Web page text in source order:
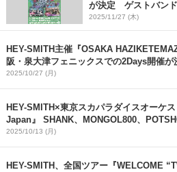
が決定 ゲストバン
2025/11/27 (木)
HEY-SMITH主催『OSAKA
阪・泉大津フェニックスでの2Days開催が
2025/10/27 (月)
HEY-SMITH×東京スカパラダイスオーケ
Japan』 SHANK、MONGOL800、
2025/10/13 (月)
HEY-SMITH、全国ツアー『WELCOME